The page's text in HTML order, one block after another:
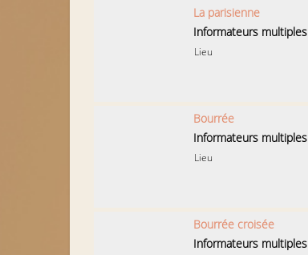
La parisienne
Informateurs multiples
Lieu
Bourrée
Informateurs multiples
Lieu
Bourrée croisée
Informateurs multiples